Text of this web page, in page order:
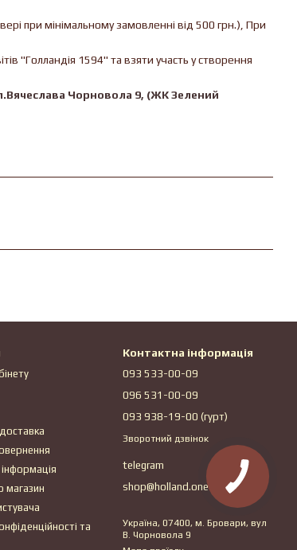
при мінімальному замовленні від 500 грн.), При
"Голландія 1594" та взяти участь у створення
Чорновола 9, (ЖК Зелений
магазин
та
Контактна інформація
093 533-00-09
096 531-00-09
093 938-19-00 (гурт)
Зворотний дзвінок
telegram
shop@holland.one
Україна, 07400, м. Бровари, вул
В. Чорновола 9